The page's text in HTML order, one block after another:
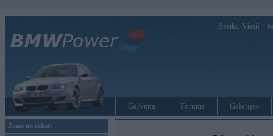
Sveiks, Viesi!
Galvenā Forums Galerijas
Ziņas un raksti